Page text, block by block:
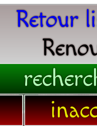
Retour